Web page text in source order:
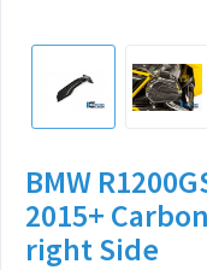
BMW
2015+
right Side